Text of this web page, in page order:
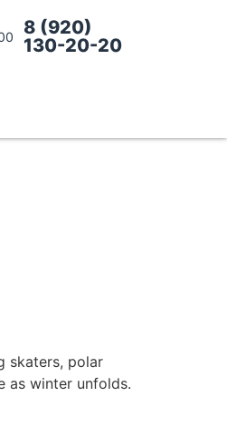
8 (920)
130-20-20
skaters, polar
as winter unfolds.